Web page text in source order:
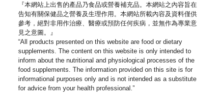
『本網站上出售的產品乃食品或營養補充品。 本網站之內容旨在
告知有關保健品之營養及生理作用。 本網站所載內容及資料僅供
參考，絕對非用作治療、 醫療或預防任何疾病，並無作為專業意
見之意圖。』
“All products presented on this website are food or dietary
supplements. The content on this website is only intended to
inform about the nutritional and physiological processes of the
food supplements. The information provided on this site is for
informational purposes only and is not intended as a substitute
for advice from your health professional.”